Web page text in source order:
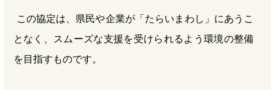
この協定は、県民や企業が「たらいまわし」にあうこ
となく、スムーズな支援を受けられるよう環境の整備
を目指すものです。